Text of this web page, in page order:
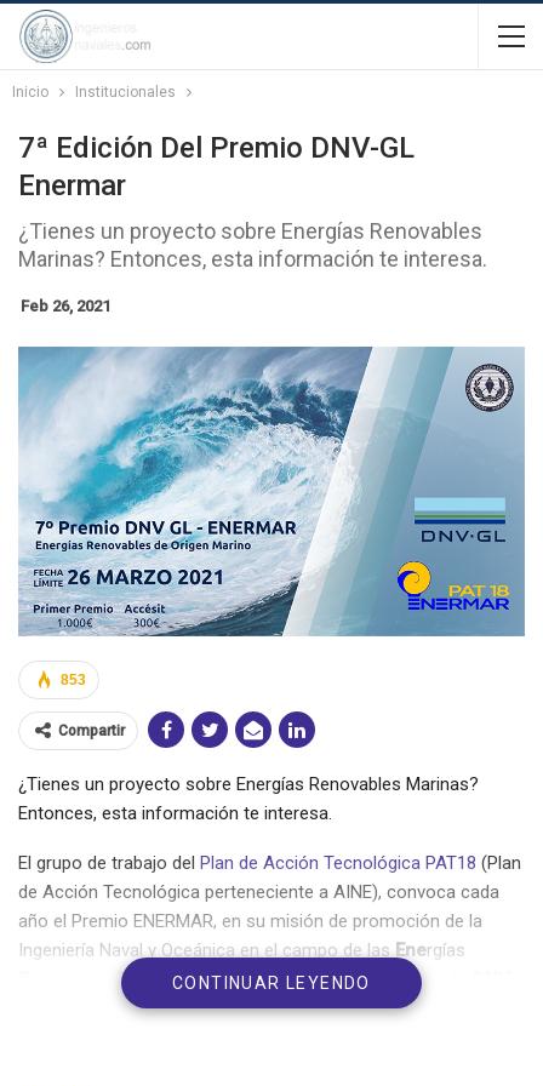
Inicio Institucionales
7ª Edición Del Premio DNV-GL
Enermar
¿Tienes un proyecto sobre Energías Renovables
Marinas? Entonces, esta información te interesa.
Feb 26, 2021
853
Compartir
¿Tienes un proyecto sobre Energías Renovables Marinas?
Entonces, esta información te interesa.
El grupo de trabajo del Plan de Acción Tecnológica PAT18 (Plan
de Acción Tecnológica perteneciente a AINE), convoca cada
año el Premio ENERMAR, en su misión de promoción de la
Ingeniería Naval y Oceánica en el campo de las Energías
Mar inas (ENERMAR ) convoca el
7º Premio DNV
GL ENERMAR 2020, para reconocer e incentivar los proyectos
CONTINUAR LEYENDO